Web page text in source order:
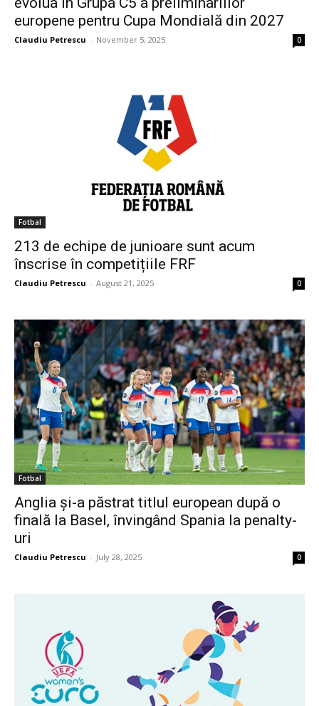
europene pentru Cupa Mondială din 2027
Claudiu Petrescu - November 5, 2025 0
Fotbal
213 de echipe de junioare sunt acum
înscrise în competițiile FRF
Claudiu Petrescu - August 21, 2025 0
Fotbal
Anglia și-a păstrat titlul european după o
finală la Basel, învingând Spania la penalty-
uri
Claudiu Petrescu - July 28, 2025 0